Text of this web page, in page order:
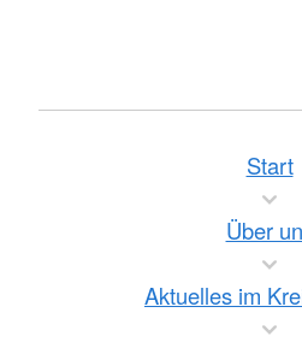
Start
Über
Aktuelles im